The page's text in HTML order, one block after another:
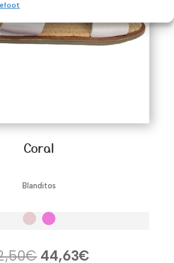
Coral
Blanditos
€ El
44,63€